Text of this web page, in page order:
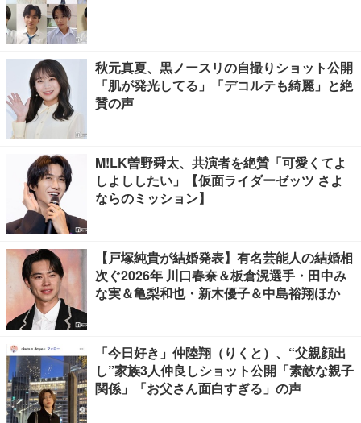
秋元真夏、黒ノースリの自撮りショット公開
「肌が発光してる」「デコルテも綺麗」と絶
賛の声
M!LK曽野舜太、共演者を絶賛「可愛くてよ
しよししたい」【仮面ライダーゼッツ さよ
ならのミッション】
【戸塚純貴が結婚発表】有名芸能人の結婚相
次ぐ2026年 川口春奈＆板倉滉選手・田中み
な実＆亀梨和也・新木優子＆中島裕翔ほか
「今日好き」仲陸翔（りくと）、“父親顔出
し”家族3人仲良しショット公開「素敵な親子
関係」「お父さん面白すぎる」の声